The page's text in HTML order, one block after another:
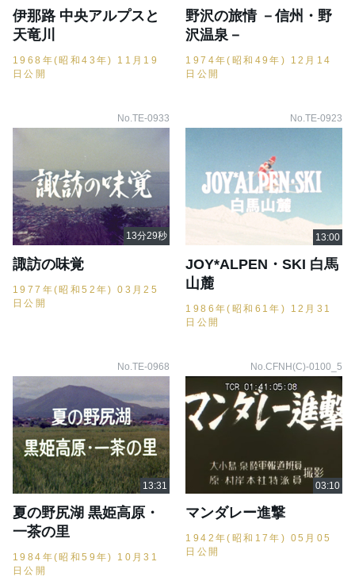
伊那路 中央アルプスと
天竜川
1968年(昭和43年) 11月19
日公開
野沢の旅情 －信州・野
沢温泉－
1974年(昭和49年) 12月14
日公開
No.TE-0933
諏訪の味覚
1977年(昭和52年) 03月25
日公開
No.TE-0923
JOY*ALPEN・SKI 白馬
山麓
1986年(昭和61年) 12月31
日公開
No.TE-0968
夏の野尻湖 黒姫高原・
一茶の里
1984年(昭和59年) 10月31
日公開
No.CFNH(C)-0100_5
マンダレー進撃
1942年(昭和17年) 05月05
日公開